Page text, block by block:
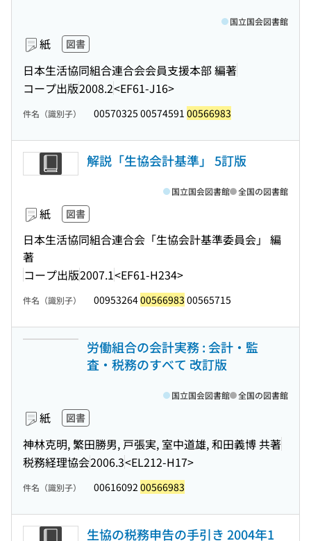
紙 図書
日本生活協同組合連合会会員支援本部 編著
コープ出版2008.2<EF61-J16>
国立国会図書館
件名（識別子） 00570325 00574591 00566983
解説「生協会計基準」 5訂版
紙 図書
日本生活協同組合連合会「生協会計基準委員会」 編
著
コープ出版2007.1<EF61-H234>
国立国会図書館 全国の図書館
件名（識別子） 0095326400566983 00565715
労働組合の会計実務 : 会計・監
査・税務のすべて 改訂版
紙 図書
神林克明, 繁田勝男, 戸張実, 室中道雄, 和田義博 共著
税務経理協会2006.3<EL212-H17>
国立国会図書館 全国の図書館
件名（識別子） 00616092 00566983
生協の税務申告の手引き 2004年1